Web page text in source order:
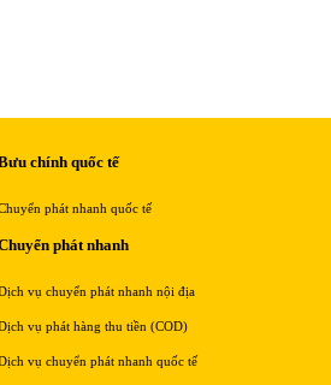
chính quốc tế
phát nhanh quốc tế
phát nhanh
vụ chuyển phát nhanh nội địa
vụ phát hàng thu tiền (COD)
vụ chuyển phát nhanh quốc tế